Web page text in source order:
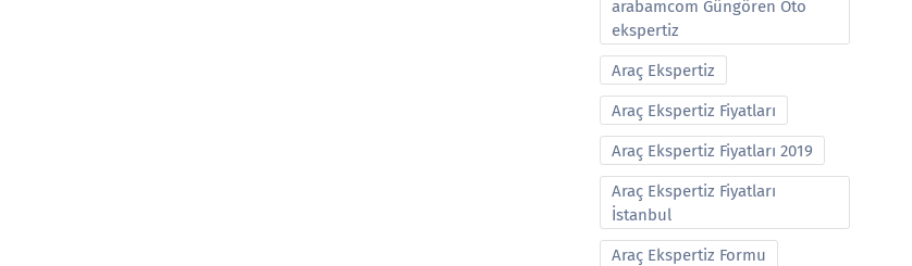
arabamcom Güngören Oto
ekspertiz
Araç Ekspertiz
Araç Ekspertiz Fiyatları
Araç Ekspertiz Fiyatları 2019
Araç Ekspertiz Fiyatları
İstanbul
Araç Ekspertiz Formu